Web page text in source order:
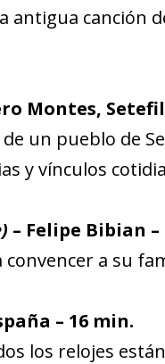
antigua canción
Montes,
un pueblo de
y vínculos
– Felipe Bibian
convencer a su
– 16 min.
los relojes